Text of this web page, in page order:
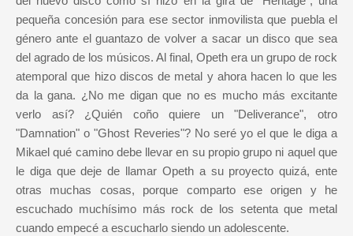
pequeña concesión para ese sector inmovilista que puebla el
género ante el guantazo de volver a sacar un disco que sea
del agrado de los músicos. Al final, Opeth era un grupo de rock
atemporal que hizo discos de metal y ahora hacen lo que les
da la gana. ¿No me digan que no es mucho más excitante
verlo así? ¿Quién coño quiere un "Deliverance", otro
"Damnation" o "Ghost Reveries"? No seré yo el que le diga a
Mikael qué camino debe llevar en su propio grupo ni aquel que
le diga que deje de llamar Opeth a su proyecto quizá, ente
otras muchas cosas, porque comparto ese origen y he
escuchado muchísimo más rock de los setenta que metal
cuando empecé a escucharlo siendo un adolescente.